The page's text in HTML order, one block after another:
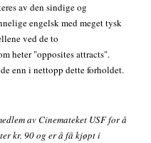
av den sindige og
engelsk med meget tysk
ved de to
heter "opposites attracts".
enn i nettopp dette forholdet.
av Cinemateket USF for å
kr. 90 og er å få kjøpt i